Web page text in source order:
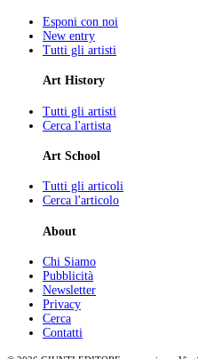
Esponi con noi
New entry
Tutti gli artisti
Art History
Tutti gli artisti
Cerca l'artista
Art School
Tutti gli articoli
Cerca l'articolo
About
Chi Siamo
Pubblicità
Newsletter
Privacy
Cerca
Contatti